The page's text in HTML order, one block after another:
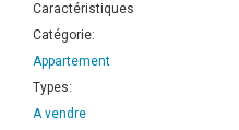
Caractéristiques
Catégorie:
Appartement
Types:
A vendre